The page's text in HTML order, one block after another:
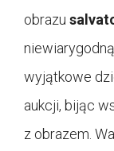
obrazu
wyjątkowe
aukcji, bijąc
z obrazem.